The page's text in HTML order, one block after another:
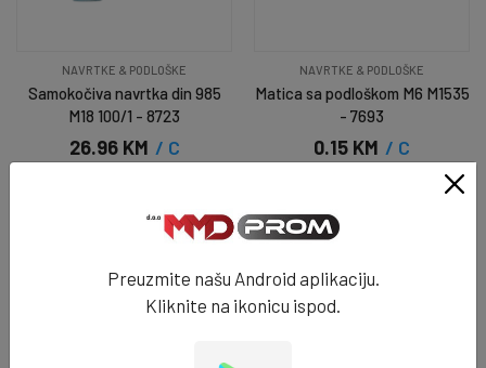
NAVRTKE & PODLOŠKE
Samokočiva navrtka din 985
M18 100/1 - 8723
26.96 KM / C
DODAJ U KORPU
NAVRTKE & PODLOŠKE
Matica sa podloškom M6 M1535
- 7693
0.15 KM / C
DODAJ U KORPU
Preuzmite našu Android aplikaciju.
Kliknite na ikonicu ispod.